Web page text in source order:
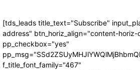
[tds_leads title_text="Subscribe"
address" btn_horiz_align="content-horiz-
pp_checkbox="yes"
f_title_font_family="467"